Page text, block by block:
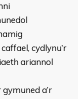
cydlynu’r
ariannol
a’r